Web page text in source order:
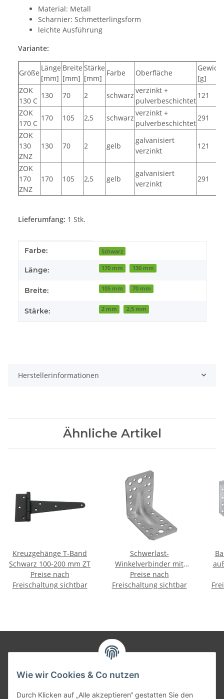
Wie wir Cookies & Co nutzen
Durch Klicken auf „Alle akzeptieren“ gestatten Sie den
Material: Metall
Scharnier: Schmetterlingsform
leichte Ausführung
Variante:
Größe
Länge
[mm]
Breite
[mm]
Stärke
[mm]
Farbe Oberfläche
Gewicht
[g]
ZOK
130 C
130 70 2 schwarz
verzinkt +
pulverbeschichtet
121
ZOK
170 C
170 105 2,5 schwarz
verzinkt +
pulverbeschichtet
291
ZOK
130
ZNZ
130 70 2 gelb
galvanisiert
verzinkt
121
ZOK
170
ZNZ
170 105 2,5 gelb
galvanisiert
verzinkt
291
Lieferumfang: 1 Stk.
Produkteigenschaft
Wert
Farbe: Schwarz
Länge: 170 mm 130 mm
Breite: 105 mm 70 mm
Stärke: 2 mm 2,5 mm
Herstellerinformationen
Ähnliche Artikel
Kreuzgehänge T-Band
Schwarz 100-200 mm ZT
Preise nach
Freischaltung sichtbar
Schwerlast-
Winkelverbinder mit
Sicke 70-172mm KP
Preise nach
Freischaltung sichtbar
Gesetzliche Informationen